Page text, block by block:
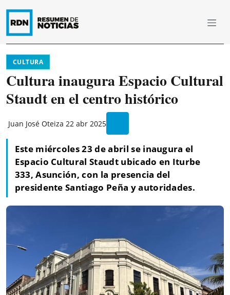
CULTURA
Cultura inaugura Espacio Cultural
Staudt en el centro histórico
Juan José Oteiza 22 abr 2025
Este miércoles 23 de abril se inaugura el
Espacio Cultural Staudt ubicado en Iturbe
333, Asunción, con la presencia del
presidente Santiago Peña y autoridades.